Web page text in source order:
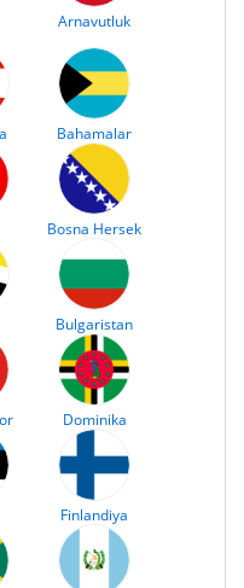
Arnavutluk
Bahamalar
Bosna Hersek
Bulgaristan
Dominika
Finlandiya